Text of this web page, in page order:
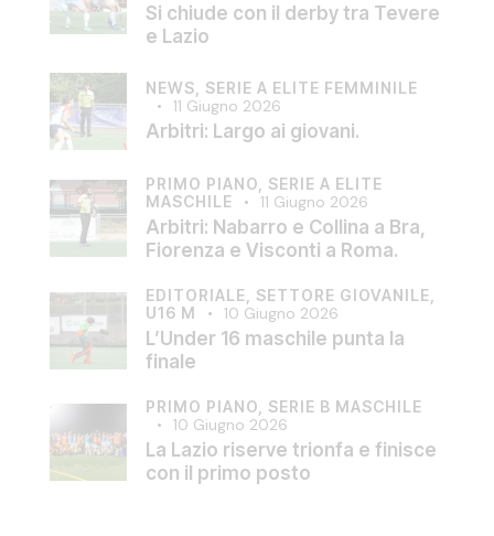
Si chiude con il derby tra Tevere
e Lazio
NEWS, SERIE A ELITE FEMMINILE
11 Giugno 2026
Arbitri: Largo ai giovani.
PRIMO PIANO, SERIE A ELITE
MASCHILE
11 Giugno 2026
Arbitri: Nabarro e Collina a Bra,
Fiorenza e Visconti a Roma.
EDITORIALE, SETTORE GIOVANILE,
U16 M
10 Giugno 2026
L’Under 16 maschile punta la
finale
PRIMO PIANO, SERIE B MASCHILE
10 Giugno 2026
La Lazio riserve trionfa e finisce
con il primo posto